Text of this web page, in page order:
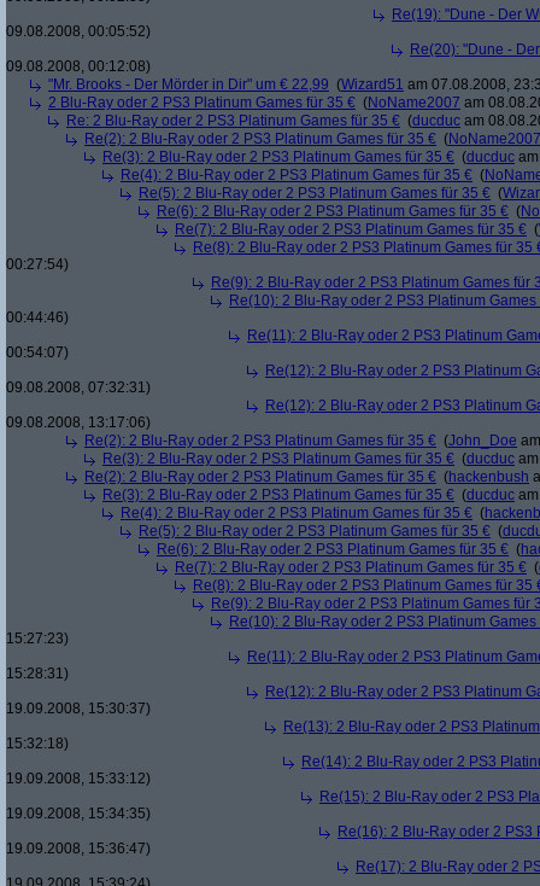
Re(19): "Dune - Der
09.08.2008, 00:05:52)
Re(20): "Dune -
09.08.2008, 00:12:08)
"Mr. Brooks - Der Mörder in Dir" um € 22,99 (Wizard51 am 07.08.2008,
2 Blu-Ray oder 2 PS3 Platinum Games für 35 € (NoName2007 am
Re: 2 Blu-Ray oder 2 PS3 Platinum Games für 35 € (ducduc am
Re(2): 2 Blu-Ray oder 2 PS3 Platinum Games für 35 € (NoName2007
Re(3): 2 Blu-Ray oder 2 PS3 Platinum Games für 35 € (ducduc
Re(4): 2 Blu-Ray oder 2 PS3 Platinum Games für 35 € (
Re(5): 2 Blu-Ray oder 2 PS3 Platinum Games für 35 € (
Re(6): 2 Blu-Ray oder 2 PS3 Platinum Games für 35 € (
Re(7): 2 Blu-Ray oder 2 PS3 Platinum Games für 35 € (
Re(8): 2 Blu-Ray oder 2 PS3 Platinum Games für 35
00:27:54)
Re(9): 2 Blu-Ray oder 2 PS3 Platinum Games für
Re(10): 2 Blu-Ray oder 2 PS3 Platinum Games
00:44:46)
Re(11): 2 Blu-Ray oder 2 PS3 Platinum
00:54:07)
Re(12): 2 Blu-Ray oder 2 PS3 Platinum
09.08.2008, 07:32:31)
Re(12): 2 Blu-Ray oder 2 PS3 Platinum
09.08.2008, 13:17:06)
Re(2): 2 Blu-Ray oder 2 PS3 Platinum Games für 35 € (John_Doe
Re(3): 2 Blu-Ray oder 2 PS3 Platinum Games für 35 € (ducduc
Re(2): 2 Blu-Ray oder 2 PS3 Platinum Games für 35 € (hackenbush
Re(3): 2 Blu-Ray oder 2 PS3 Platinum Games für 35 € (ducduc
Re(4): 2 Blu-Ray oder 2 PS3 Platinum Games für 35 € (
Re(5): 2 Blu-Ray oder 2 PS3 Platinum Games für 35 € (
Re(6): 2 Blu-Ray oder 2 PS3 Platinum Games für 35 € (
Re(7): 2 Blu-Ray oder 2 PS3 Platinum Games für 35 € (
Re(8): 2 Blu-Ray oder 2 PS3 Platinum Games für 35
Re(9): 2 Blu-Ray oder 2 PS3 Platinum Games für
Re(10): 2 Blu-Ray oder 2 PS3 Platinum Games
15:27:23)
Re(11): 2 Blu-Ray oder 2 PS3 Platinum
15:28:31)
Re(12): 2 Blu-Ray oder 2 PS3 Platinum
19.09.2008, 15:30:37)
Re(13): 2 Blu-Ray oder 2 PS3
15:32:18)
Re(14): 2 Blu-Ray oder 2 PS3
19.09.2008, 15:33:12)
Re(15): 2 Blu-Ray oder 2 PS3
19.09.2008, 15:34:35)
Re(16): 2 Blu-Ray oder 2 PS3
19.09.2008, 15:36:47)
Re(17): 2 Blu-Ray oder 2